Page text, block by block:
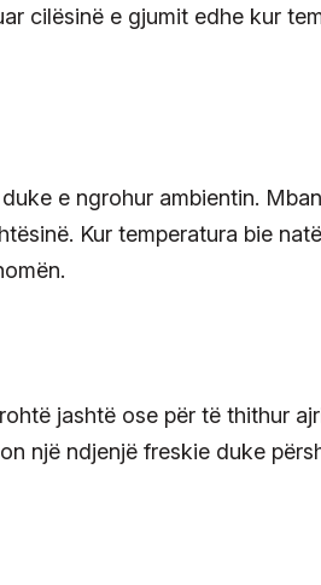
cilësinë e gjumit edhe kur
e ngrohur ambientin.
Kur temperatura bie
jashtë ose për të thithur
një ndjenjë freskie duke